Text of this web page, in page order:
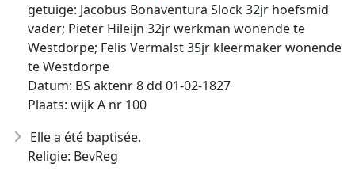
getuige: Jacobus Bonaventura Slock 32jr hoefsmid
vader; Pieter Hileijn 32jr werkman wonende te
Westdorpe; Felis Vermalst 35jr kleermaker wonende
te Westdorpe
Datum: BS aktenr 8 dd 01-02-1827
Plaats: wijk A nr 100
Elle a été baptisée.
Religie: BevReg